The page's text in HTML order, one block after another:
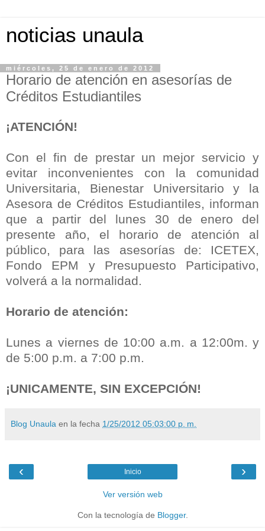
noticias unaula
miércoles, 25 de enero de 2012
Horario de atención en asesorías de
Créditos Estudiantiles
¡ATENCIÓN!
Con el fin de prestar un mejor servicio y
evitar inconvenientes con la comunidad
Universitaria, Bienestar Universitario y la
Asesora de Créditos Estudiantiles, informan
que a partir del lunes 30 de enero del
presente año, el horario de atención al
público, para las asesorías de: ICETEX,
Fondo EPM y Presupuesto Participativo,
volverá a la normalidad.
Horario de atención:
Lunes a viernes de 10:00 a.m. a 12:00m. y
de 5:00 p.m. a 7:00 p.m.
¡UNICAMENTE, SIN EXCEPCIÓN!
Blog Unaula en la fecha 1/25/2012 05:03:00 p. m.
‹ ›
Inicio
Ver versión web
Con la tecnología de Blogger.